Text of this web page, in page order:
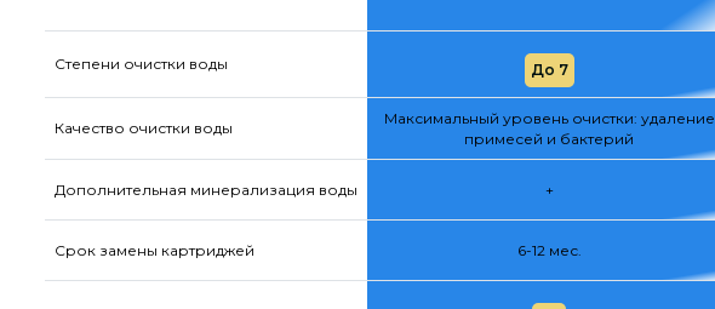
Степени очистки воды До 7
Качество очистки воды
Максимальный уровень очистки: удаление
примесей и бактерий
Дополнительная минерализация воды +
Срок замены картриджей 6-12 мес.